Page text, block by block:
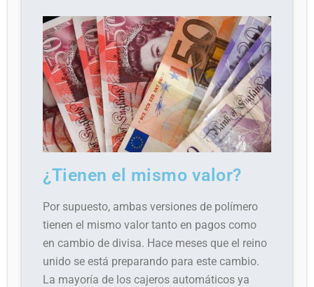
¿Tienen el mismo valor?
Por supuesto, ambas versiones de polímero
tienen el mismo valor tanto en pagos como
en cambio de divisa. Hace meses que el reino
unido se está preparando para este cambio.
La mayoría de los cajeros automáticos ya